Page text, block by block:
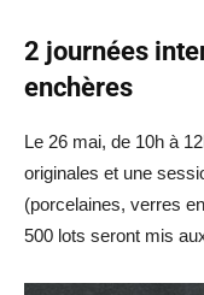
2 journées
enchères
Le 26 mai, de 10h à
originales et une
(porcelaines, verres
500 lots seront mis